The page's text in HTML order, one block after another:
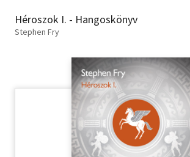
Erotika
Hobbi, szabadidő
Héroszok I. - Hangoskönyv
Stephen Fry